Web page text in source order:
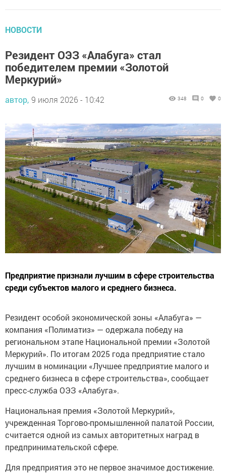
НОВОСТИ
Резидент ОЭЗ «Алабуга» стал
победителем премии «Золотой
Меркурий»
автор, 9 июля 2026 - 10:42 348 0 0
Предприятие признали лучшим в сфере строительства
среди субъектов малого и среднего бизнеса.
Резидент особой экономической зоны «Алабуга» —
компания «Полиматиз» — одержала победу на
региональном этапе Национальной премии «Золотой
Меркурий». По итогам 2025 года предприятие стало
лучшим в номинации «Лучшее предприятие малого и
среднего бизнеса в сфере строительства», сообщает
пресс-служба ОЭЗ «Алабуга».
Национальная премия «Золотой Меркурий»,
учрежденная Торгово-промышленной палатой России,
считается одной из самых авторитетных наград в
предпринимательской сфере.
Для предприятия это не первое значимое достижение.